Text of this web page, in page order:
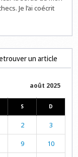
Je l’ai coécrit
un article
août 2025
S D
2 3
9 10